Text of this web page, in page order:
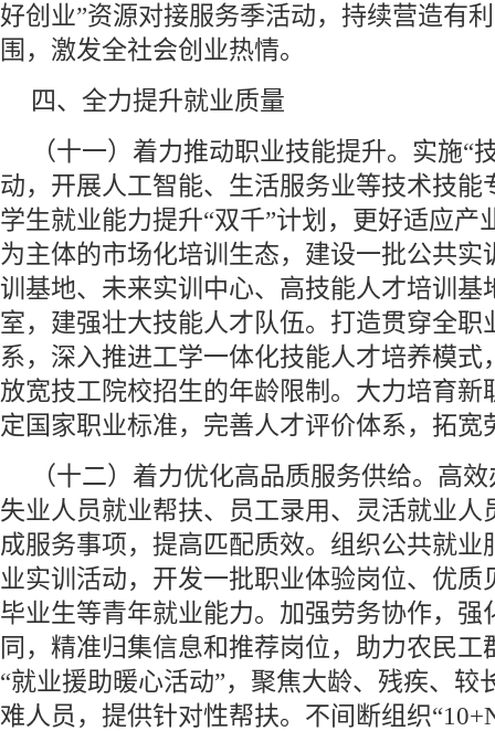
好创业”资源对接服务季活动，持续营造有
围，激发全社会创业热情。
四、全力提升就业质量
（十一）着力推动职业技能提升。实施“
动，开展人工智能、生活服务业等技术技能
学生就业能力提升“双千”计划，更好适应产
为主体的市场化培训生态，建设一批公共实
训基地、未来实训中心、高技能人才培训基
室，建强壮大技能人才队伍。打造贯穿全职
系，深入推进工学一体化技能人才培养模式
放宽技工院校招生的年龄限制。大力培育新
定国家职业标准，完善人才评价体系，拓宽
（十二）着力优化高品质服务供给。高
失业人员就业帮扶、员工录用、灵活就业人
成服务事项，提高匹配质效。组织公共就业
业实训活动，开发一批职业体验岗位、优质
毕业生等青年就业能力。加强劳务协作，强
同，精准归集信息和推荐岗位，助力农民工
“就业援助暖心活动”，聚焦大龄、残疾、较
难人员，提供针对性帮扶。不间断组织